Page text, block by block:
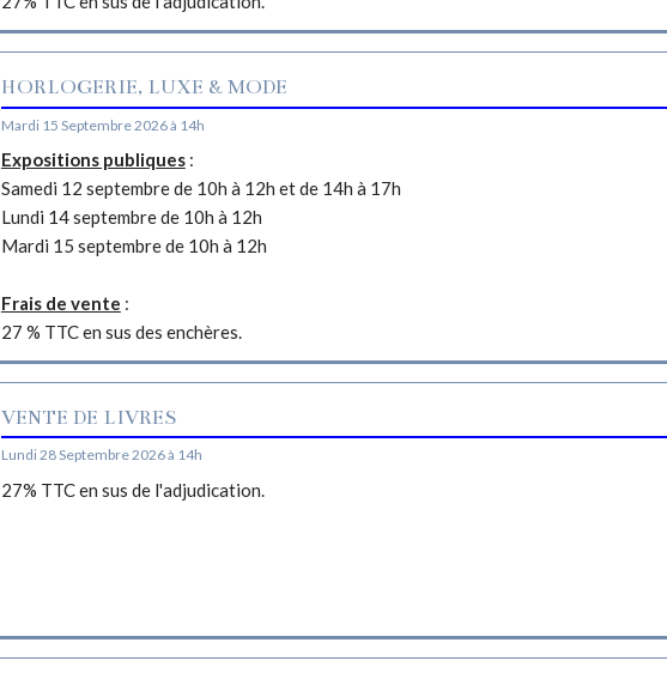
HORLOGERIE, LUXE & MODE
Mardi 15 Septembre 2026 à 14h
Expositions publiques:
Samedi 12 septembre de 10h à 12h et de 14h à 17h
Lundi 14 septembre de 10h à 12h
Mardi 15 septembre de 10h à 12h
Frais de vente :
27 % TTC en sus des enchères.
VENTE DE LIVRES
Lundi 28 Septembre 2026 à 14h
27% TTC en sus de l'adjudication.